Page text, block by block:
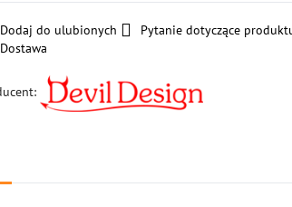
Dodaj do ulubionych Pytanie dotyczące
Dostawa